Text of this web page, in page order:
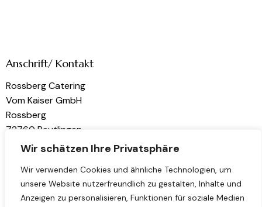
Wir schätzen Ihre Privatsphäre
Wir verwenden Cookies und ähnliche Technologien, um
unsere Website nutzerfreundlich zu gestalten, Inhalte und
Anzeigen zu personalisieren, Funktionen für soziale Medien
Anschrift/ Kontakt
Rossberg Catering
Vom Kaiser GmbH
Rossberg
72760 Reutlingen
kontakt@rossberg-catering.de
Links Folge uns